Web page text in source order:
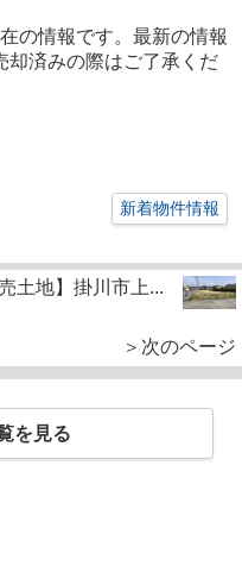
の情報です。最新の情報
却済みの際はご了承くだ
新着物件情報
売土地】掛川市上...
＞次のページ
を見る